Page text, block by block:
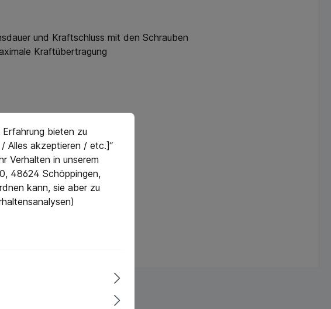
und Kraftschluss mit den Schrauben
Kraftübertragung
bieten zu
Alles akzeptieren / etc.]“
Verhalten in unserem
48624 Schöppingen,
kann, sie aber zu